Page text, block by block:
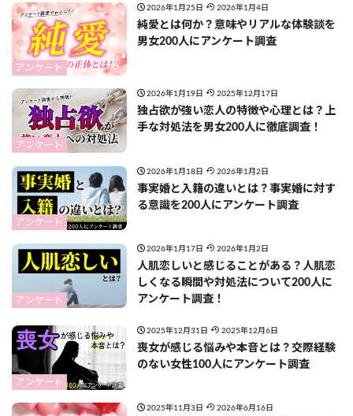
アンケート
2026年1月25日 2026年1月4日
純愛とは何か？意味やリアルな体験談を
男女200人にアンケート調査
アンケート
2026年1月19日 2025年12月17日
独占欲が強い恋人の特徴や心理とは？上
手な対処法を男女200人に徹底調査！
アンケート
2026年1月18日 2026年1月2日
事実婚と入籍の違いとは？事実婚に対す
る意識を200人にアンケート調査
アンケート
2026年1月17日 2026年1月2日
人肌恋しいと感じることがある？人肌恋
しくなる瞬間や対処法について200人に
アンケート調査！
アンケート
2025年12月31日 2025年12月6日
喪女が感じる悩みや本音とは？交際経験
のない女性100人にアンケート調査
2025年11月3日 2026年6月16日